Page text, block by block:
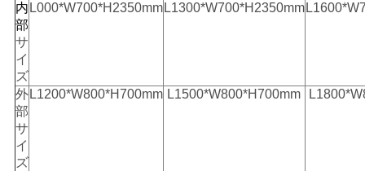
も
り
を
依
頼
内
部
サ
イ
ズ
L000*W700*H2350mm L1300*W700*H2350mm
外
部
サ
イ
ズ
L1200*W800*H700mm L1500*W800*H700mm